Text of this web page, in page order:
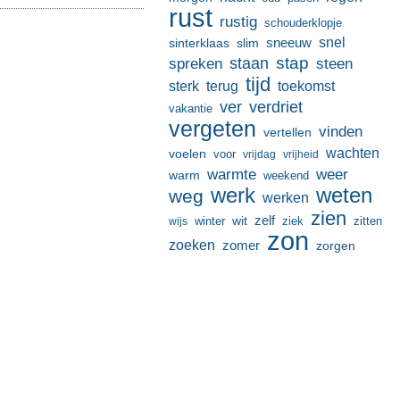
rust rustig schouderklopje
sinterklaas slim sneeuw snel
spreken staan stap steen
sterk terug tijd toekomst
vakantie ver verdriet
vergeten vertellen vinden
voelen voor vrijdag vrijheid wachten
warm warmte weekend weer
weg werk werken weten
wijs winter wit zelf ziek zien zitten
zoeken zomer zon zorgen